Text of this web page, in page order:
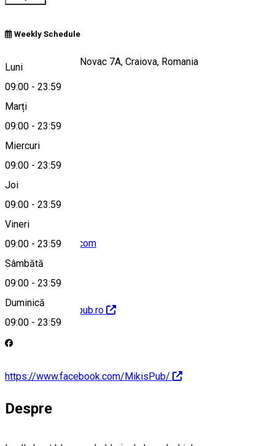
Weekly Schedule
Luni
09:00 - 23:59
Marți
09:00 - 23:59
Miercuri
09:00 - 23:59
Joi
09:00 - 23:59
Vineri
09:00 - 23:59
Sâmbătă
09:00 - 23:59
Duminică
09:00 - 23:59
Strada Brazda lui Novac 7A, Craiova, Romania
Hartă
mikispub@gmail.com
http://www.mikispub.ro
https://www.facebook.com/MikisPub/
Despre